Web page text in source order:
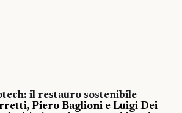
il restauro sostenibile
Piero Baglioni e Luigi Dei